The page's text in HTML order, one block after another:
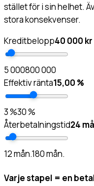
stället för i sin helhet.
stora konsekvenser.
Kreditbelopp40 000 kr
5 000800 000
Effektiv ränta15,00 %
3 %30 %
Återbetalningstid24
12 mån.180 mån.
Varje stapel = en